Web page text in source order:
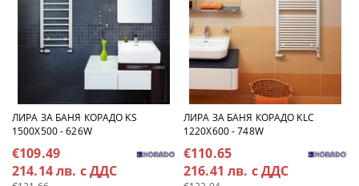
ЛИРА ЗА БАНЯ КОРАДО KS
1500X500 - 626W
€109.49
214.14 лв. с ДДС
ЛИРА ЗА БАНЯ КОРАДО KLC
1220X600 - 748W
€110.65
216.41 лв. с ДДС